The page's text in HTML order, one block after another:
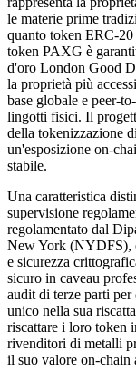
le materie prime
quanto token ERC-
token PAXG è
d'oro London Good
la proprietà più
base globale e peer-
lingotti fisici. Il
della tokenizzazione
un'esposizione on-
stabile.
Una caratteristica
supervisione
regolamentato dal
New York (NYDFS),
e sicurezza
sicuro in caveau
audit di terze parti
unico nella sua
riscattare i loro token
rivenditori di metalli
il suo valore on-chain